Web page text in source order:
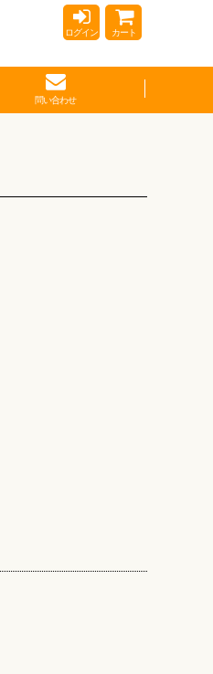
ログイン カート
問い合わせ